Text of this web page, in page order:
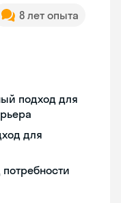
8 лет опыта
подход для
для